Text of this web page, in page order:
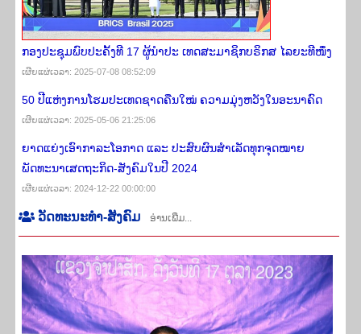
ກອງປະຊຸມພົບປະຄັ້ງທີ 17 ຜູ້ນຳປະ ເທດສະມາຊິກບຣິກສ ໄລຍະທີໜຶ່ງ
ເຜີຍ​ແຜ່​ເວ​ລາ: 2025-07-08 08:52:09
50 ປີແຫ່ງການໂຮມປະເທດຊາດຄືນໃໝ່ ຄວາມມຸ່ງຫວັງໃນອະນາຄົດ
ເຜີຍ​ແຜ່​ເວ​ລາ: 2025-05-06 21:25:06
ຍາດ​ແຍ່ງ​ເອົາ​ກາລະ​ໂອກາດ ​ແລະ ປະສົບ​ຜົນສຳ​ເລັດ​ທຸກ​ຈຸດໝາຍ​
ພັດທະນາ​ເສດຖະກິດ-ສັງຄົມ​ໃນ​ປີ 2024
ເຜີຍ​ແຜ່​ເວ​ລາ: 2024-12-22 00:00:00
​ວັດ​ທະ​ນະ​ທຳ-ສັງ​ຄົມ ອ່ານເພີ່ມ...